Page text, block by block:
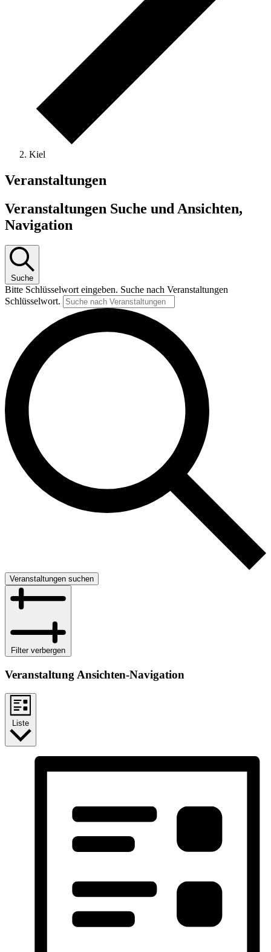
Kiel
Veranstaltungen
Veranstaltungen Suche und Ansichten,
Navigation
Suche
Bitte Schlüsselwort eingeben. Suche nach Veranstaltungen
Schlüsselwort.
Veranstaltungen suchen
Filter verbergen
Veranstaltung Ansichten-Navigation
Liste